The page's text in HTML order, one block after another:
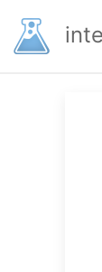
основному